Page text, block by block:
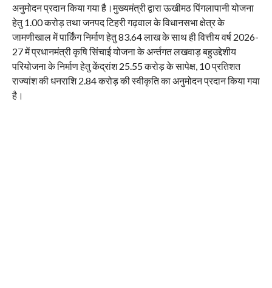
अनुमोदन प्रदान किया गया है।मुख्यमंत्री द्वारा ऊखीमठ पिंगलापानी योजना
हेतु 1.00 करोड़ तथा जनपद टिहरी गढ़वाल के विधानसभा क्षेत्र के
जामणीखाल में पार्किंग निर्माण हेतु 83.64 लाख के साथ ही वित्तीय वर्ष 2026-
27 में प्रधानमंत्री कृषि सिंचाई योजना के अर्न्तगत लखवाड़ बहुउद्देशीय
परियोजना के निर्माण हेतु केंद्रांश 25.55 करोड़ के सापेक्ष, 10 प्रतिशत
राज्यांश की धनराशि 2.84 करोड़ की स्वीकृति का अनुमोदन प्रदान किया गया
है।